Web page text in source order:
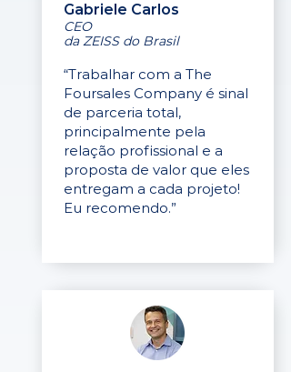
Gabriele Carlos
CEO
da ZEISS do Brasil
“Trabalhar com a The
Foursales Company é sinal
de parceria total,
principalmente pela
relação profissional e a
proposta de valor que eles
entregam a cada projeto!
Eu recomendo.”